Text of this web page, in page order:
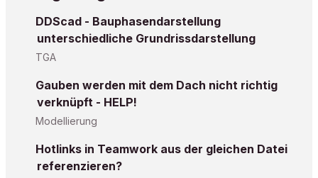
DDScad - Bauphasendarstellung
unterschiedliche Grundrissdarstellung
TGA
Gauben werden mit dem Dach nicht richtig
verknüpft - HELP!
Modellierung
Hotlinks in Teamwork aus der gleichen Datei
referenzieren?